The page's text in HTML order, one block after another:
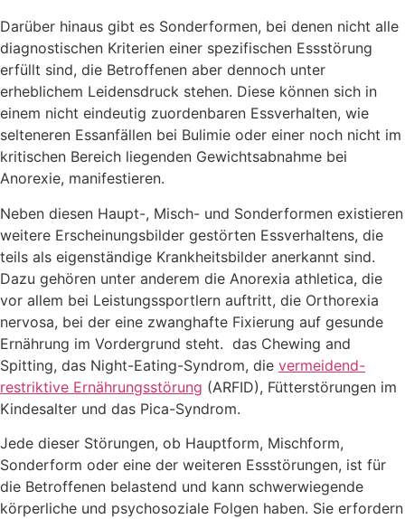
Darüber hinaus gibt es Sonderformen, bei denen nicht alle
diagnostischen Kriterien einer spezifischen Essstörung
erfüllt sind, die Betroffenen aber dennoch unter
erheblichem Leidensdruck stehen. Diese können sich in
einem nicht eindeutig zuordenbaren Essverhalten, wie
selteneren Essanfällen bei Bulimie oder einer noch nicht im
kritischen Bereich liegenden Gewichtsabnahme bei
Anorexie, manifestieren.
Neben diesen Haupt-, Misch- und Sonderformen existieren
weitere Erscheinungsbilder gestörten Essverhaltens, die
teils als eigenständige Krankheitsbilder anerkannt sind.
Dazu gehören unter anderem die Anorexia athletica, die
vor allem bei Leistungssportlern auftritt, die Orthorexia
nervosa, bei der eine zwanghafte Fixierung auf gesunde
Ernährung im Vordergrund steht. das Chewing and
Spitting, das Night-Eating-Syndrom, die vermeidend-
restriktive Ernährungsstörung (ARFID), Fütterstörungen im
Kindesalter und das Pica-Syndrom.
Jede dieser Störungen, ob Hauptform, Mischform,
Sonderform oder eine der weiteren Essstörungen, ist für
die Betroffenen belastend und kann schwerwiegende
körperliche und psychosoziale Folgen haben. Sie erfordern